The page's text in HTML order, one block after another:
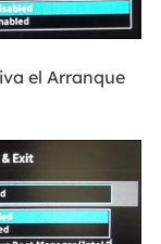
el Arranque